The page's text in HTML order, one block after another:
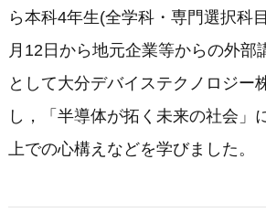
ら本科4年生(全学科・専門選択科
月12日から地元企業等からの外
として大分デバイステクノロジ
し，「半導体が拓く未来の社会」
上での心構えなどを学びました。